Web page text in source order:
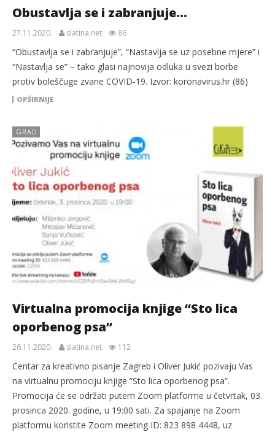
Obustavlja se i zabranjuje…
27.11.2020. slatina.net 86
“Obustavlja se i zabranjuje”, “Nastavlja se uz posebne mjere” i
“Nastavlja se” – tako glasi najnovija odluka u svezi borbe
protiv boleščuge zvane COVID-19. Izvor: koronavirus.hr (86)
OPŠIRNIJE
GRAD
Virtualna promocija knjige “Sto lica
oporbenog psa”
26.11.2020. slatina.net 112
Centar za kreativno pisanje Zagreb i Oliver Jukić pozivaju Vas
na virtualnu promociju knjige “Sto lica oporbenog psa”.
Promocija će se održati putem Zoom platforme u četvrtak, 03.
prosinca 2020. godine, u 19:00 sati. Za spajanje na Zoom
platformu koristite Zoom meeting ID: 823 898 4448, uz